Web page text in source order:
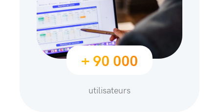
+ 90 000
utilisateurs